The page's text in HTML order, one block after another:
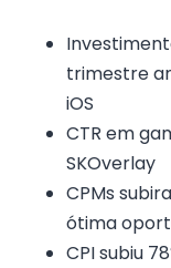
trimestre
iOS
CTR em
SKOverlay
CPMs
ótima
CPI subiu